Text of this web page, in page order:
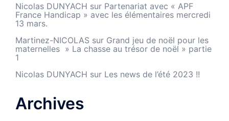
Nicolas DUNYACH sur Partenariat avec « APF
France Handicap » avec les élémentaires mercredi
13 mars.
Martinez-NICOLAS sur Grand jeu de noël pour les
maternelles » La chasse au trésor de noël » partie
1
Nicolas DUNYACH sur Les news de l’été 2023 !!
Archives